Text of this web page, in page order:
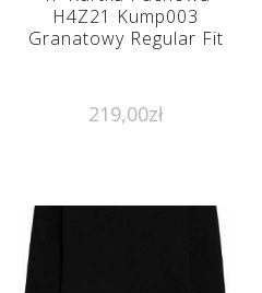
H4Z21 Kump003
Granatowy Regular Fit
219,00zł